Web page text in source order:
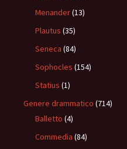
Menander(13)
Plautus (35)
Seneca (84)
Sophocles (154)
Statius (1)
Genere drammatico (714)
Balletto (4)
Commedia (84)